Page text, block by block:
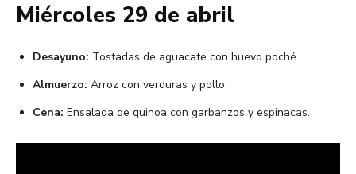
Miércoles 29 de abril
Desayuno: Tostadas de aguacate con huevo poché.
Almuerzo: Arroz con verduras y pollo.
Cena: Ensalada de quinoa con garbanzos y espinacas.